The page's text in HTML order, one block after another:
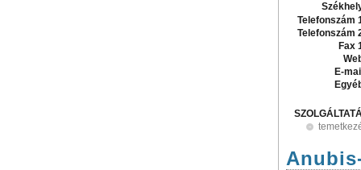
Telefonszám
Telefonszám
Fax
E-